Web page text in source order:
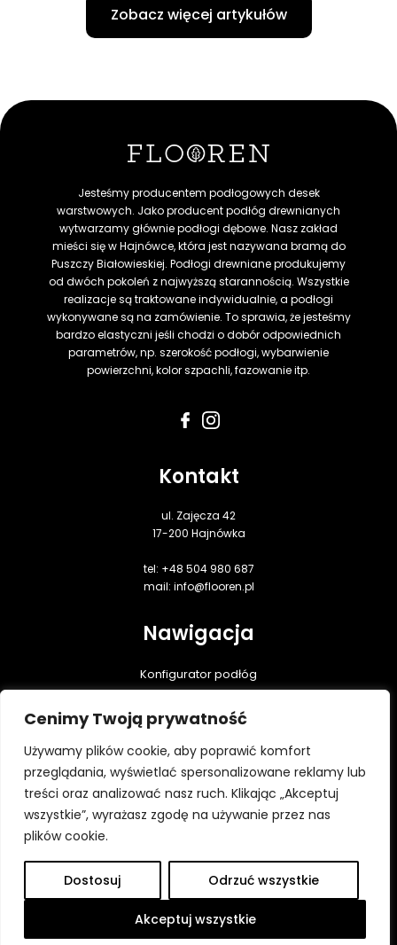
Cenimy Twoją prywatność
Używamy plików cookie, aby poprawić komfort
przeglądania, wyświetlać spersonalizowane reklamy lub
treści oraz analizować nasz ruch. Klikając „Akceptuj
wszystkie”, wyrażasz zgodę na używanie przez nas
plików cookie.
Dostosuj Odrzuć wszystkie
Akceptuj wszystkie
Zobacz więcej artykułów
Jesteśmy producentem podłogowych desek
warstwowych. Jako producent podłóg drewnianych
wytwarzamy głównie podłogi dębowe. Nasz zakład
mieści się w Hajnówce, która jest nazywana bramą do
Puszczy Białowieskiej. Podłogi drewniane produkujemy
od dwóch pokoleń z najwyższą starannością. Wszystkie
realizacje są traktowane indywidualnie, a podłogi
wykonywane są na zamówienie. To sprawia, że jesteśmy
bardzo elastyczni jeśli chodzi o dobór odpowiednich
parametrów, np. szerokość podłogi, wybarwienie
powierzchni, kolor szpachli, fazowanie itp.
Kontakt
ul. Zajęcza 42
17-200 Hajnówka
tel: +48 504 980 687
mail: info@flooren.pl
Nawigacja
Konfigurator podłóg
Realizacje
Praktyczna wiedza
Do pobrania
Kontakt
Polityka prywatności
Wszystkie prawa zastrzeżone ⓒ Flooren 2026
Platforma utworzona przez Hypercon.pl